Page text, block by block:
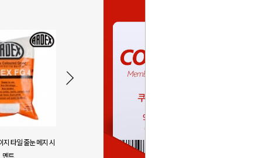
지 타일 줄눈 메지 시 아덱스 FG4 아이보리 타일 줄눈 메지